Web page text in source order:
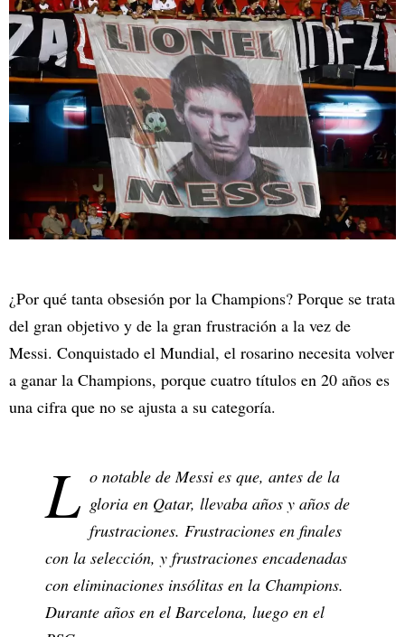
¿Por qué tanta obsesión por la Champions? Porque se trata
del gran objetivo y de la gran frustración a la vez de
Messi. Conquistado el Mundial, el rosarino necesita volver
a ganar la Champions, porque cuatro títulos en 20 años es
una cifra que no se ajusta a su categoría.
L o notable de Messi es que, antes de la
gloria en Qatar, llevaba años y años de
frustraciones. Frustraciones en finales
con la selección, y frustraciones encadenadas
con eliminaciones insólitas en la Champions.
Durante años en el Barcelona, luego en el